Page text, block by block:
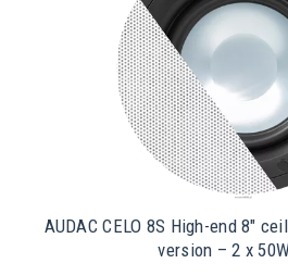
AUDAC CELO 8S High-end 8"
version – 2 x